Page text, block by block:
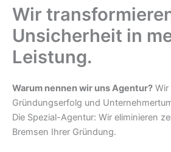
Wir
Unsicherheit in
Leistung.
Warum nennen wir uns Agentur? Wir
Gründungserfolg und
Die Spezial-Agentur: Wir eliminieren
Bremsen Ihrer Gründung.